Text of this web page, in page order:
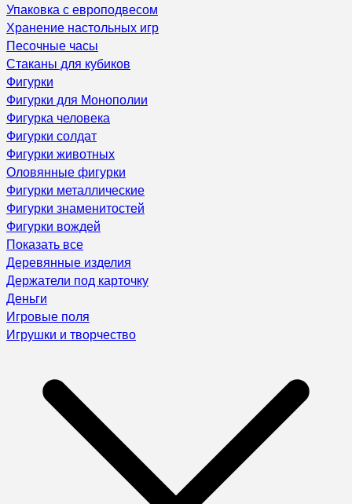
Упаковка с европодвесом
Хранение настольных игр
Песочные часы
Стаканы для кубиков
Фигурки
Фигурки для Монополии
Фигурка человека
Фигурки солдат
Фигурки животных
Оловянные фигурки
Фигурки металлические
Фигурки знаменитостей
Фигурки вождей
Показать все
Деревянные изделия
Держатели под карточку
Деньги
Игровые поля
Игрушки и творчество